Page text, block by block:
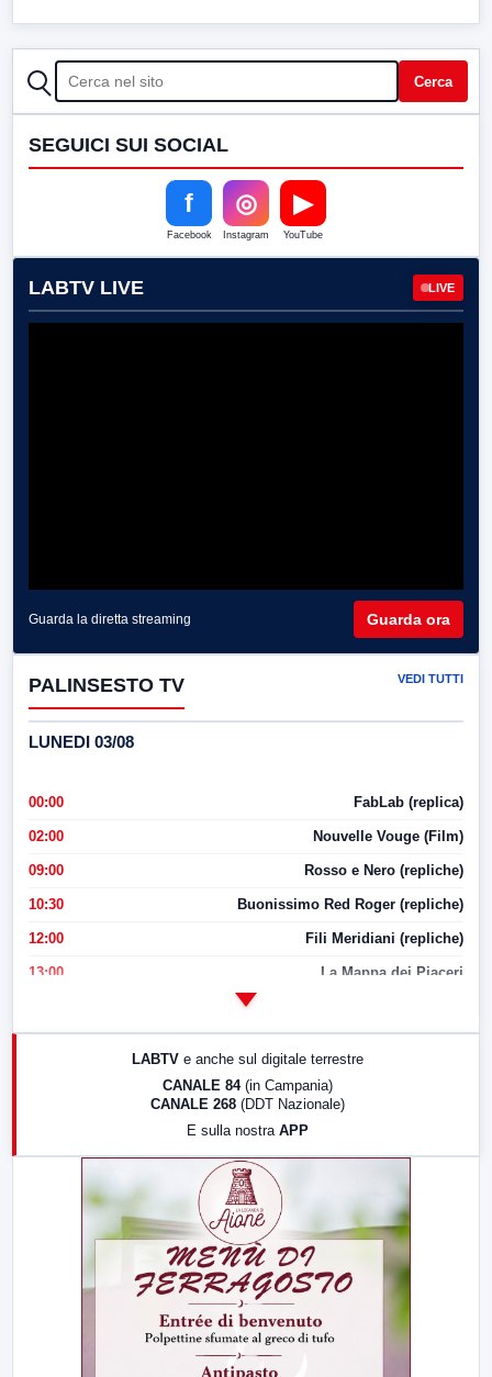
CERCA Cerca
SEGUICI SUI SOCIAL
f
Facebook
◎
Instagram
▶
YouTube
LABTV LIVE LIVE
Guarda la diretta streaming Guarda ora
PALINSESTO TV VEDI TUTTI
LUNEDI 03/08
00:00 FabLab (replica)
02:00 Nouvelle Vouge (Film)
09:00 Rosso e Nero (repliche)
10:30 Buonissimo Red Roger (repliche)
12:00 Fili Meridiani (repliche)
13:00 La Mappa dei Piaceri
LABTV e anche sul digitale terrestre
CANALE 84 (in Campania)
CANALE 268 (DDT Nazionale)
E sulla nostra APP